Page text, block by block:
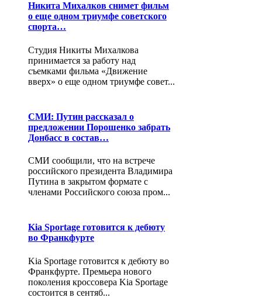
Никита Михалков снимет фильм
о еще одном триумфе советского
спорта…
Студия Никиты Михалкова
принимается за работу над
съемками фильма «Движение
вверх» о еще одном триумфе совет...
СМИ: Путин рассказал о
предложении Порошенко забрать
Донбасс в состав…
СМИ сообщили, что на встрече
российского президента Владимира
Путина в закрытом формате с
членами Российского союза пром...
Kia Sportage готовится к дебюту
во Франкфурте
Kia Sportage готовится к дебюту во
Франкфурте. Премьера нового
поколения кроссовера Kia Sportage
состоится в сентяб...